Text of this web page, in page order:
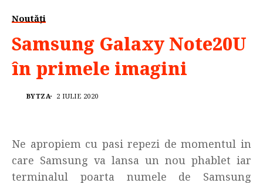
Noutăți
Samsung Galaxy Note20U
în primele imagini
BYTZA 2 IULIE 2020
Ne apropiem cu pasi repezi de momentul in
care Samsung va lansa un nou phablet iar
terminalul poarta numele de Samsung